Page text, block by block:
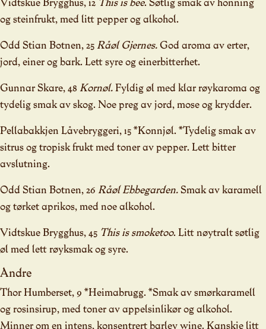
og steinfrukt, med litt pepper og alkohol.
Odd Stian Botnen, 25 Råøl Gjernes.God aroma av erter,
jord, einer og bark. Lett syre og einerbitterhet.
Gunnar Skare, 48 Kornøl.Fyldig øl med klar røykaroma og
tydelig smak av skog. Noe preg av jord, mose og krydder.
Pellabakkjen Låvebryggeri, 15 *Konnjøl. *Tydelig smak av
sitrus og tropisk frukt med toner av pepper. Lett bitter
avslutning.
Odd Stian Botnen, 26 Råøl Ebbegarden.Smak av karamell
og tørket aprikos, med noe alkohol.
Vidtskue Brygghus, 45 This is smoketoo. Litt nøytralt søtlig
øl med lett røyksmak og syre.
Andre
Thor Humberset, 9 *Heimabrugg. *Smak av smørkaramell
og rosinsirup, med toner av appelsinlikør og alkohol.
Minner om en intens, konsentrert barley wine. Kanskje litt